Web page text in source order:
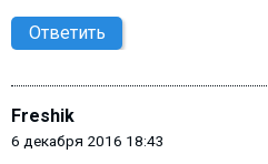
Ответить
Freshik
6 декабря 2016 18:43